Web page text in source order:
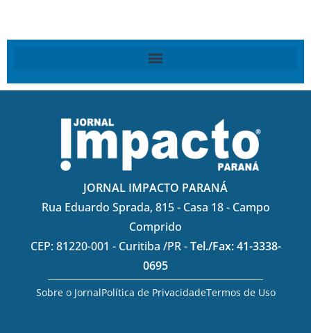
JORNAL IMPACTO PARANÁ
Rua Eduardo Sprada, 815 - Casa 18 - Campo
Comprido
CEP: 81220-001 - Curitiba /PR -Tel./Fax: 41-3338-
0695
Sobre o JornalPolítica de PrivacidadeTermos de Uso